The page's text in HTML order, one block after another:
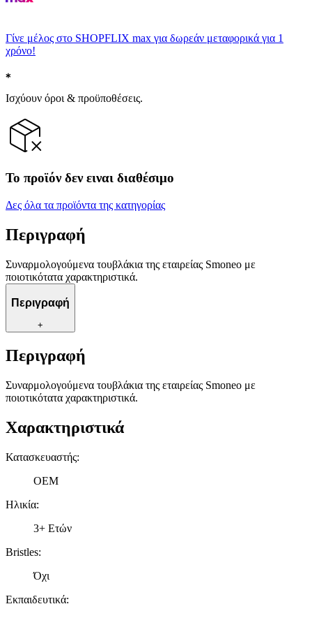
Γίνε μέλος στο SHOPFLIX max για δωρεάν μεταφορικά για 1
χρόνο!
Ισχύουν όροι & προϋποθέσεις.
Το προϊόν δεν ειναι διαθέσιμο
Δες όλα τα προϊόντα της κατηγορίας
Περιγραφή
Συναρμολογούμενα τουβλάκια της εταιρείας Smoneo με
ποιοτικότατα χαρακτηριστικά.
Περιγραφή
+
Περιγραφή
Συναρμολογούμενα τουβλάκια της εταιρείας Smoneo με
ποιοτικότατα χαρακτηριστικά.
Χαρακτηριστικά
Κατασκευαστής:
OEM
Ηλικία:
3+ Ετών
Bristles:
Όχι
Εκπαιδευτικά: